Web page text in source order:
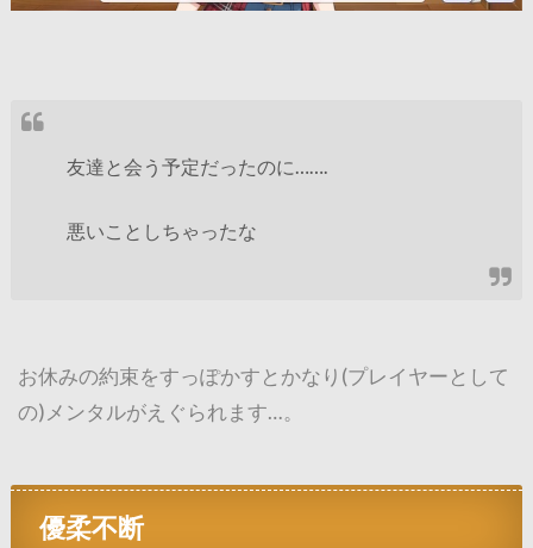
友達と会う予定だったのに…….
悪いことしちゃったな
お休みの約束をすっぽかすとかなり(プレイヤーとして
の)メンタルがえぐられます…。
優柔不断